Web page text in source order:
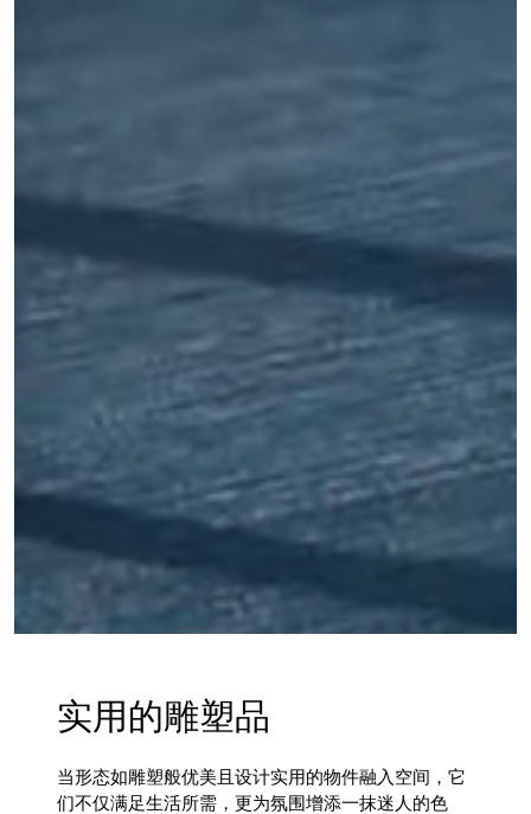
实用的雕塑品
当形态如雕塑般优美且设计实用的物件融入空间，它
们不仅满足生活所需，更为氛围增添一抹迷人的色